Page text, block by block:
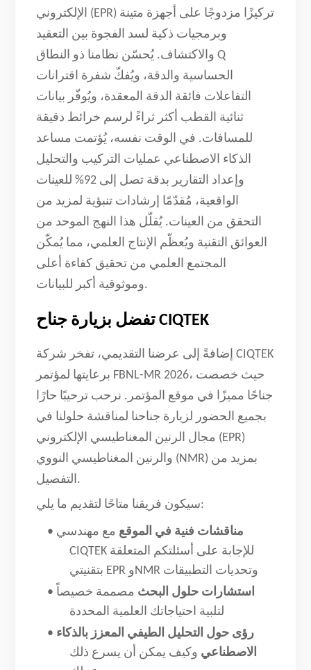
الإلكتروني (EPR) تركيزًا مزدوجًا على أجهزة متينة
وبرمجيات ذكية لسد الفجوة بين التعقيد
والاكتشاف. يُحسّن نظامنا ذو النطاق Q
الحساسية والدقة، ويُفكّ شفرة اقترانات
التفاعلات فائقة الدقة المعقدة، ويُوفّر بيانات
ثنائية القطب أكثر ثراءً لرسم خرائط دقيقة
للمسافات. في الوقت نفسه، يُؤتمت مساعد
الذكاء الاصطناعي عمليات التركيب والتحليل
وإعداد التقارير بدقة تصل إلى 92% للعينات
الواقعية، مُقدّمًا إرشادات تنبؤية لمزيد من
التحقق من العينات. يُقلّل هذا النهج الموحد من
العوائق التقنية ويُعظّم الإنتاج العلمي، مما يُمكّن
المجتمع العلمي من تحقيق كفاءة أعلى
وموثوقية أكبر للبيانات.
تفضل بزيارة جناح CIQTEK
إضافةً إلى عرضنا التقديمي، تفخر شركة CIQTEK
برعايتها لمؤتمر FBNL-MR 2026، حيث خصصت
جناحًا مميزًا في موقع المؤتمر. نرحب ترحيبًا حارًا
بجميع الحضور لزيارة جناحنا لمناقشة حلولنا في
مجال الرنين المغناطيسي الإلكتروني (EPR)
والرنين المغناطيسي النووي (NMR) بمزيد من
التفصيل.
سيكون فريقنا متاحًا لتقديم ما يلي:
• مناقشات فنية في الموقع مع مهندسي
CIQTEK للإجابة على أسئلتكم المتعلقة
بتقنيتي EPR وNMR وتحديات التطبيقات
•
استشارات حلول البحث مصممة خصيصاً
لتلبية احتياجاتك العلمية المحددة
• رؤى حول التحليل الطيفي المعزز بالذكاء
الاصطناعي وكيف يمكن أن يسرع ذلك